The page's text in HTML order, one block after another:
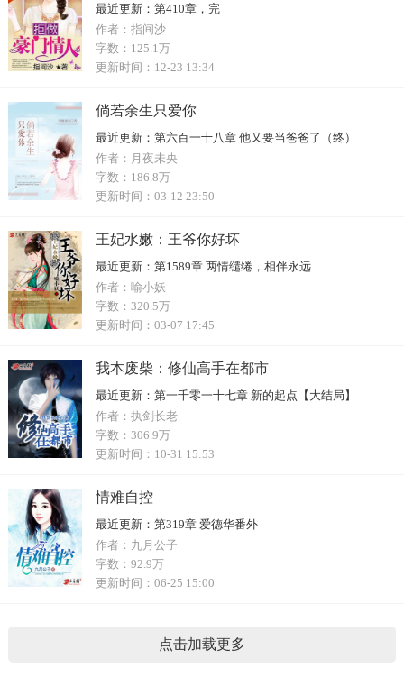
最近更新： 第410章，完
作者： 指间沙
字数： 125.1万
更新时间： 12-23 13:34
倘若余生只爱你
最近更新： 第六百一十八章 他又要当爸爸了（终）
作者： 月夜未央
字数： 186.8万
更新时间： 03-12 23:50
王妃水嫩：王爷你好坏
最近更新： 第1589章 两情缱绻，相伴永远
作者： 喻小妖
字数： 320.5万
更新时间： 03-07 17:45
我本废柴：修仙高手在都市
最近更新： 第一千零一十七章 新的起点【大结局】
作者： 执剑长老
字数： 306.9万
更新时间： 10-31 15:53
情难自控
最近更新： 第319章 爱德华番外
作者： 九月公子
字数： 92.9万
更新时间： 06-25 15:00
点击加载更多